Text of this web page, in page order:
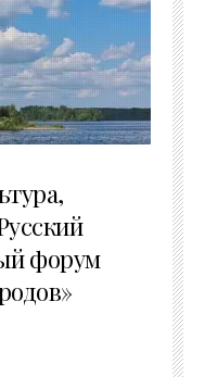
форум